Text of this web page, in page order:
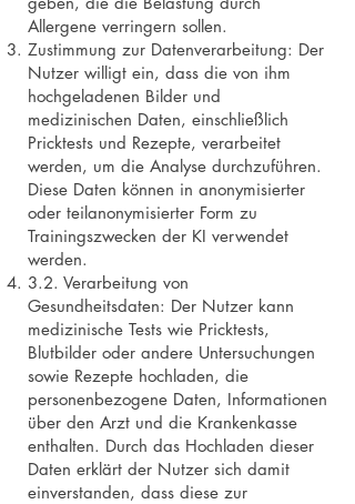
Allergene verringern sollen.
Zustimmung zur Datenverarbeitung: Der
Nutzer willigt ein, dass die von ihm
hochgeladenen Bilder und
medizinischen Daten, einschließlich
Pricktests und Rezepte, verarbeitet
werden, um die Analyse durchzuführen.
Diese Daten können in anonymisierter
oder teilanonymisierter Form zu
Trainingszwecken der KI verwendet
werden.
3.2. Verarbeitung von
Gesundheitsdaten: Der Nutzer kann
medizinische Tests wie Pricktests,
Blutbilder oder andere Untersuchungen
sowie Rezepte hochladen, die
personenbezogene Daten, Informationen
über den Arzt und die Krankenkasse
enthalten. Durch das Hochladen dieser
Daten erklärt der Nutzer sich damit
einverstanden, dass diese zur